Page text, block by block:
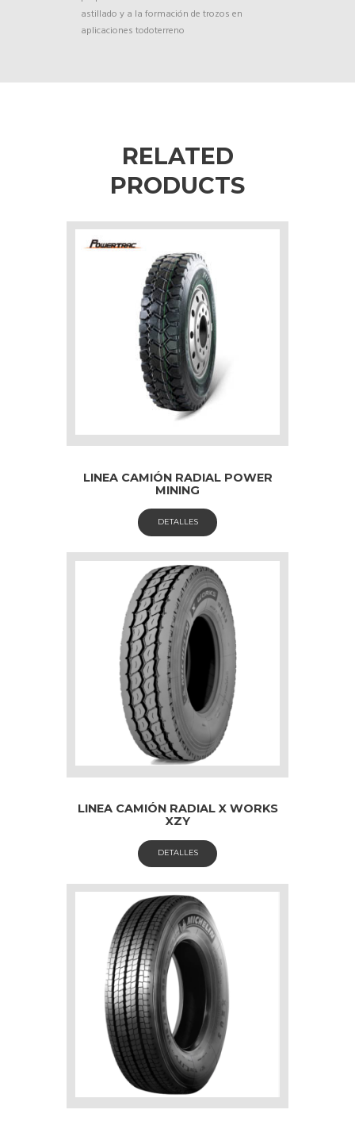
astillado y a la formación de trozos en
aplicaciones todoterreno
RELATED
PRODUCTS
LINEA CAMIÓN RADIAL POWER
MINING
DETALLES
LINEA CAMIÓN RADIAL X WORKS
XZY
DETALLES